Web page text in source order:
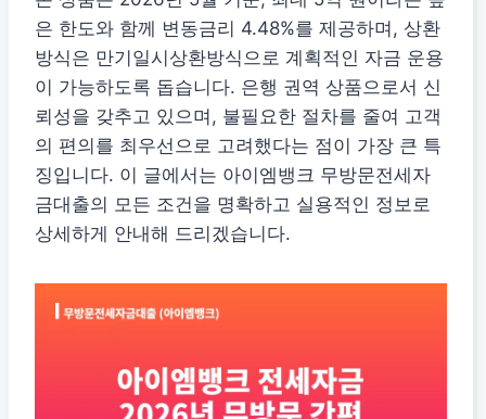
은 한도와 함께 변동금리 4.48%를 제공하며, 상환
방식은 만기일시상환방식으로 계획적인 자금 운용
이 가능하도록 돕습니다. 은행 권역 상품으로서 신
뢰성을 갖추고 있으며, 불필요한 절차를 줄여 고객
의 편의를 최우선으로 고려했다는 점이 가장 큰 특
징입니다. 이 글에서는 아이엠뱅크 무방문전세자
금대출의 모든 조건을 명확하고 실용적인 정보로
상세하게 안내해 드리겠습니다.